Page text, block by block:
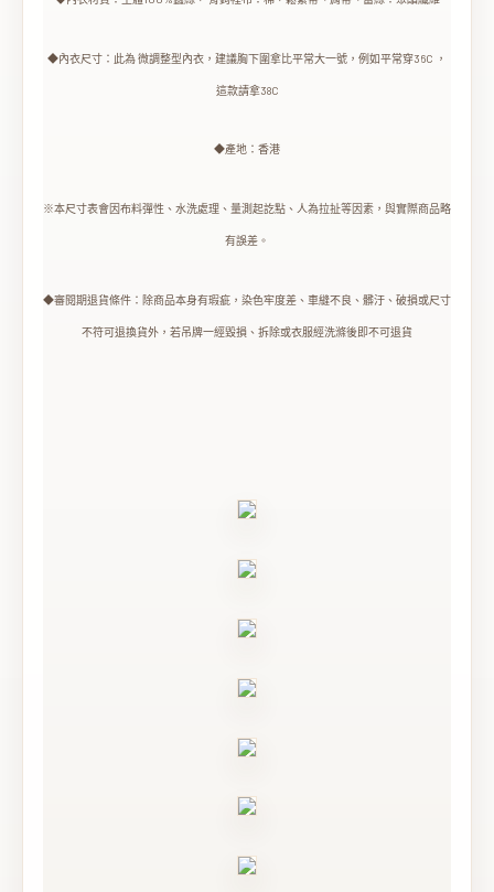
◆內衣尺寸：此為 微調整型內衣，建議胸下圍拿比平常大一號，例如平常穿36C ，
這款請拿38C
◆產地：香港
※本尺寸表會因布料彈性、水洗處理、量測起訖點、人為拉扯等因素，與實際商品略
有誤差。
◆審閱期退貨條件：除商品本身有瑕疵，染色牢度差、車縫不良、髒汙、破損或尺寸
不符可退換貨外，若吊牌一經毀損、拆除或衣服經洗滌後即不可退貨